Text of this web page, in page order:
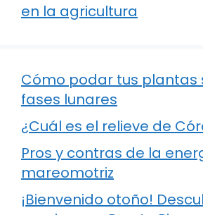
en la agricultura
Cómo podar tus plantas
fases lunares
¿Cuál es el relieve de
Pros y contras de la
mareomotriz
¡Bienvenido otoño!